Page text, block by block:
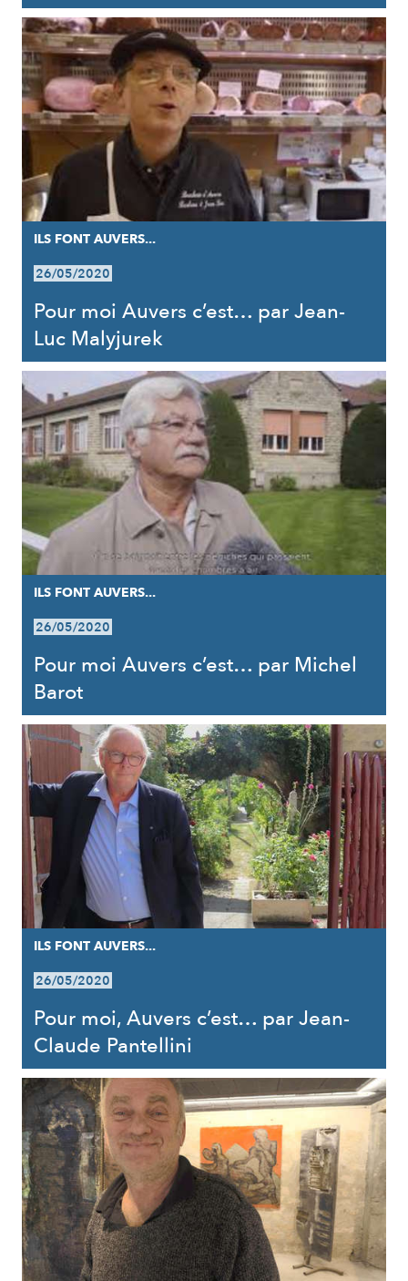
ILS FONT AUVERS...
26/05/2020
Pour moi Auvers c’est… par Jean-
Luc Malyjurek
ILS FONT AUVERS...
26/05/2020
Pour moi Auvers c’est… par Michel
Barot
ILS FONT AUVERS...
26/05/2020
Pour moi, Auvers c’est… par Jean-
Claude Pantellini